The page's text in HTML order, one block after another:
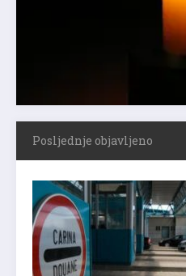
Posljednje objavljeno